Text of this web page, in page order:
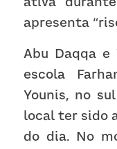
apresenta
Abu Daqqa e
escola
Younis, no
local ter sido
do dia. No